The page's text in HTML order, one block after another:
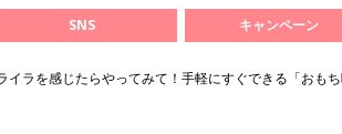
SNS キャンペーン
イラを感じたらやってみて！手軽にすぐできる「おもち